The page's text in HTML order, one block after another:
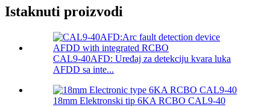
Istaknuti proizvodi
CAL9-40AFD: Uređaj za detekciju kvara luka
AFDD sa inte...
18mm Elektronski tip 6KA RCBO CAL9-40